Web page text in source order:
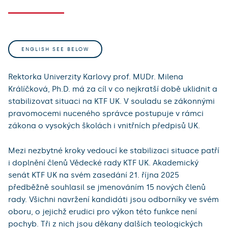
ENGLISH SEE BELOW
Rektorka Univerzity Karlovy prof. MUDr. Milena
Králíčková, Ph.D. má za cíl v co nejkratší době uklidnit a
stabilizovat situaci na KTF UK. V souladu se zákonnými
pravomocemi nuceného správce postupuje v rámci
zákona o vysokých školách i vnitřních předpisů UK.
Mezi nezbytné kroky vedoucí ke stabilizaci situace patří
i doplnění členů Vědecké rady KTF UK. Akademický
senát KTF UK na svém zasedání 21. října 2025
předběžně souhlasil se jmenováním 15 nových členů
rady. Všichni navržení kandidáti jsou odborníky ve svém
oboru, o jejichž erudici pro výkon této funkce není
pochyb. Tři z nich jsou děkany dalších teologických